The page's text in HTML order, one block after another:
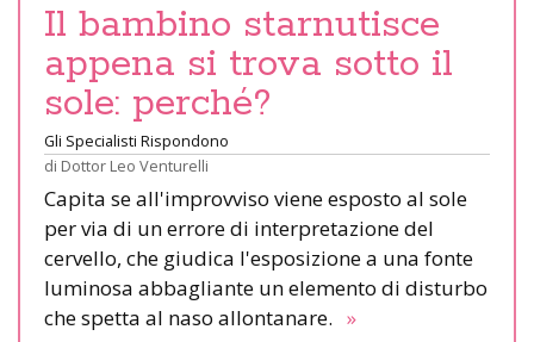
Il bambino starnutisce
appena si trova sotto il
sole: perché?
Gli Specialisti Rispondono
di Dottor Leo Venturelli
Capita se all'improvviso viene esposto al sole
per via di un errore di interpretazione del
cervello, che giudica l'esposizione a una fonte
luminosa abbagliante un elemento di disturbo
che spetta al naso allontanare. »